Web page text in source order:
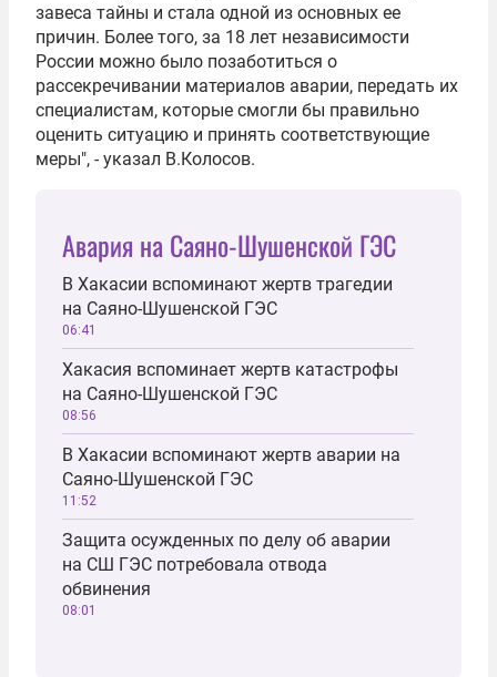
завеса тайны и стала одной из основных ее
причин. Более того, за 18 лет независимости
России можно было позаботиться о
рассекречивании материалов аварии, передать их
специалистам, которые смогли бы правильно
оценить ситуацию и принять соответствующие
меры", - указал В.Колосов.
Авария на Саяно-Шушенской ГЭС
В Хакасии вспоминают жертв трагедии
на Саяно-Шушенской ГЭС
06:41
Хакасия вспоминает жертв катастрофы
на Саяно-Шушенской ГЭС
08:56
В Хакасии вспоминают жертв аварии на
Саяно-Шушенской ГЭС
11:52
Защита осужденных по делу об аварии
на СШ ГЭС потребовала отвода
обвинения
08:01